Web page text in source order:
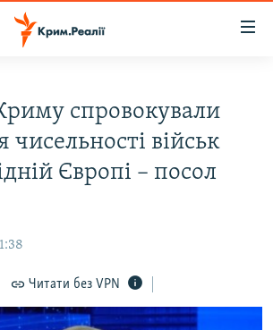
Криму спровокували
чисельності військ
Європі – посол
Читати без VPN